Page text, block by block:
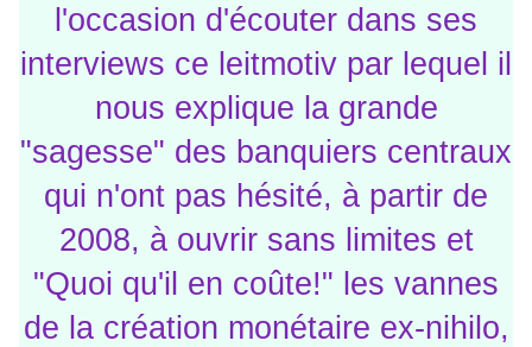
l'occasion d'écouter dans ses
interviews ce leitmotiv par lequel il
nous explique la grande
"sagesse" des banquiers centraux
qui n'ont pas hésité, à partir de
2008, à ouvrir sans limites et
"Quoi qu'il en coûte!" les vannes
de la création monétaire ex-nihilo,